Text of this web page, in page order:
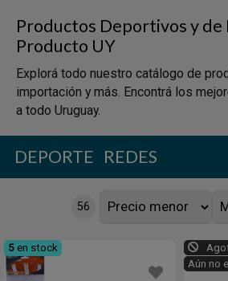
Productos Deportivos y de
Producto UY
Explorá todo nuestro catálogo de
importación y más. Encontrá los
a todo Uruguay.
DEPORTE REDES
56
5 en stock
Aún no